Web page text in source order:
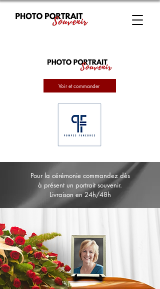
Voir et commander
Pour la cérémonie commandez dès
à présent un portrait souvenir.
Livraison en 24h/48h